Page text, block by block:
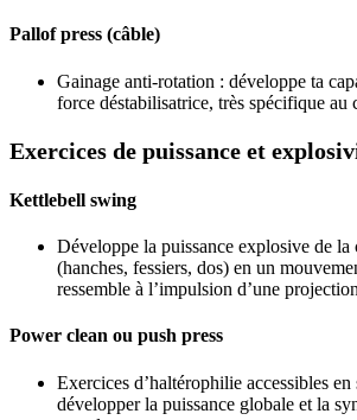
Pallof press (câble)
Gainage anti-rotation : développe ta
force déstabilisatrice, très spécifique au
Exercices de puissance et
Kettlebell swing
Développe la puissance explosive de la
(hanches, fessiers, dos) en un
ressemble à l’impulsion d’une
Power clean ou push press
Exercices d’haltérophilie accessibles
développer la puissance globale et la